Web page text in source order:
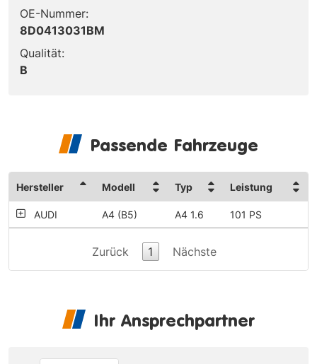
OE-Nummer:
8D0413031BM
Qualität:
B
Passende Fahrzeuge
Hersteller Modell Typ Leistung
AUDI A4 (B5) A4 1.6 101 PS
Zurück 1 Nächste
Ihr Ansprechpartner